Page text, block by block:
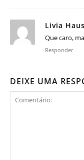
Livia Haus
Que caro,
Responder
DEIXE UMA